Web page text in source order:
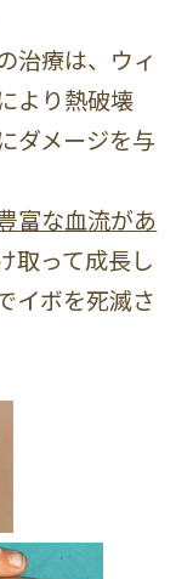
治療は、ウィ
より熱破壊
ダメージを与
富な血流があ
取って成長し
イボを死滅さ